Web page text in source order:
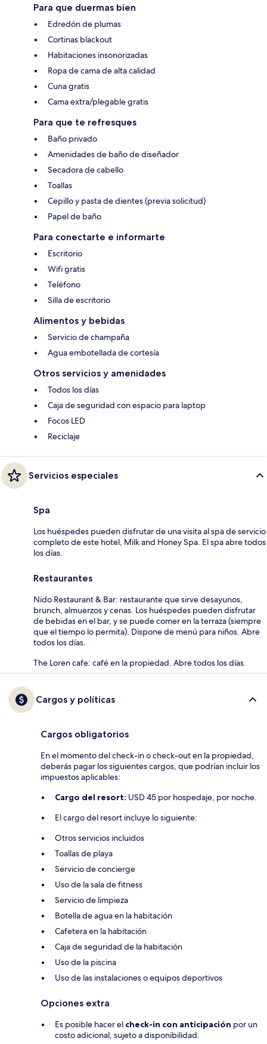
Para que duermas bien
Edredón de plumas
Cortinas blackout
Habitaciones insonorizadas
Ropa de cama de alta calidad
Cuna gratis
Cama extra/plegable gratis
Para que te refresques
Baño privado
Amenidades de baño de diseñador
Secadora de cabello
Toallas
Cepillo y pasta de dientes (previa solicitud)
Papel de baño
Para conectarte e informarte
Escritorio
Wifi gratis
Teléfono
Silla de escritorio
Alimentos y bebidas
Servicio de champaña
Agua embotellada de cortesía
Otros servicios y amenidades
Todos los días
Caja de seguridad con espacio para laptop
Focos LED
Reciclaje
Servicios especiales
Spa
Los huéspedes pueden disfrutar de una visita al spa de servicio
completo de este hotel, Milk and Honey Spa. El spa abre todos
los días.
Restaurantes
Nido Restaurant & Bar: restaurante que sirve desayunos,
brunch, almuerzos y cenas. Los huéspedes pueden disfrutar
de bebidas en el bar, y se puede comer en la terraza (siempre
que el tiempo lo permita). Dispone de menú para niños. Abre
todos los días.
The Loren cafe: café en la propiedad. Abre todos los días.
Cargos y políticas
Cargos obligatorios
En el momento del check-in o check-out en la propiedad,
deberás pagar los siguientes cargos, que podrían incluir los
impuestos aplicables:
Cargo del resort: USD 45 por hospedaje, por noche.
El cargo del resort incluye lo siguiente:
Otros servicios incluidos
Toallas de playa
Servicio de concierge
Uso de la sala de fitness
Servicio de limpieza
Botella de agua en la habitación
Cafetera en la habitación
Caja de seguridad de la habitación
Uso de la piscina
Uso de las instalaciones o equipos deportivos
Opciones extra
Es posible hacer el check-in con anticipación por un
costo adicional, sujeto a disponibilidad.